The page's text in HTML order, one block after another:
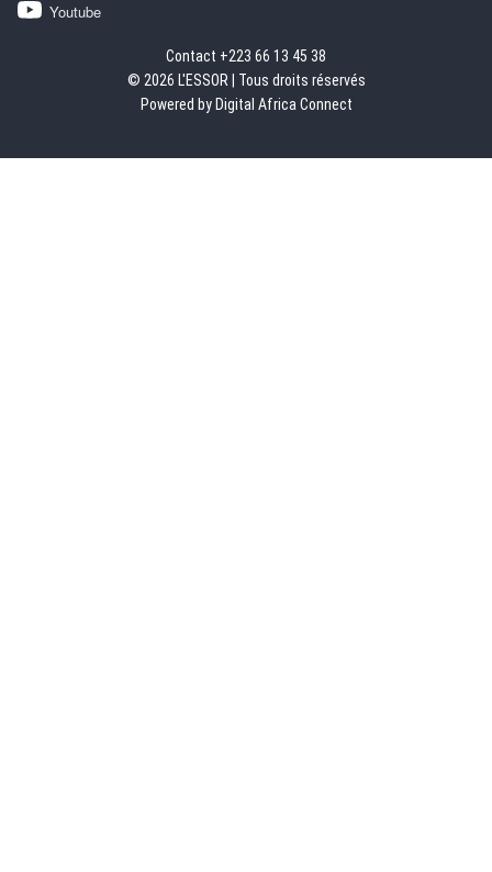
Youtube
Contact +223 66 13 45 38
© 2026 L'ESSOR | Tous droits réservés
Powered by Digital Africa Connect